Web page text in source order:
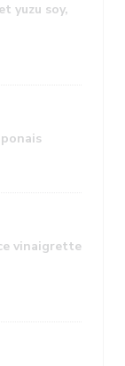
yuzu soy,
vinaigrette